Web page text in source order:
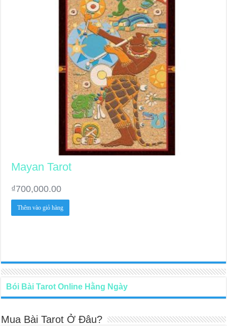
Mayan Tarot
₫700,000.00
Thêm vào giỏ hàng
Bói Bài Tarot Online Hằng Ngày
Mua Bài Tarot Ở Đâu?